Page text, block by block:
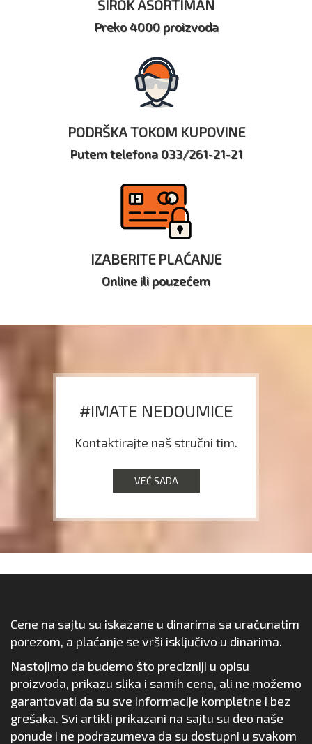
ŠIROK ASORTIMAN
Preko 4000 proizvoda
PODRŠKA TOKOM KUPOVINE
Putem telefona 033/261-21-21
IZABERITE PLAĆANJE
Online ili pouzećem
#IMATE NEDOUMICE
Kontaktirajte naš stručni tim.
VEĆ SADA
Cene na sajtu su iskazane u dinarima sa uračunatim
porezom, a plaćanje se vrši isključivo u dinarima.
Nastojimo da budemo što precizniji u opisu
proizvoda, prikazu slika i samih cena, ali ne možemo
garantovati da su sve informacije kompletne i bez
grešaka. Svi artikli prikazani na sajtu su deo naše
ponude i ne podrazumeva da su dostupni u svakom